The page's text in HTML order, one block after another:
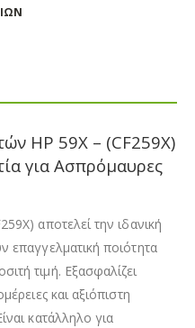
HP 59X – (CF259X)
για Ασπρόμαυρες
αποτελεί την ιδανική
επαγγελματική ποιότητα
τιμή. Εξασφαλίζει
και αξιόπιστη
κατάλληλο για